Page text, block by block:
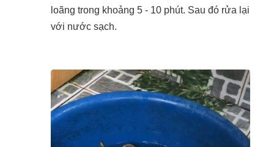
loãng trong khoảng 5 - 10 phút. Sau đó rửa lại
với nước sạch.